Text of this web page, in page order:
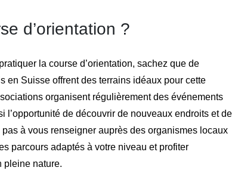
d’orientation ?
la course d’orientation, sachez que de
en Suisse offrent des terrains idéaux pour cette
organisent régulièrement des événements
l’opportunité de découvrir de nouveaux endroits et de
pas à vous renseigner auprès des organismes locaux
parcours adaptés à votre niveau et profiter
pleine nature.